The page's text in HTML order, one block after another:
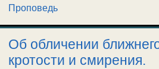
Проповедь
Об обличении
кротости и смирения.